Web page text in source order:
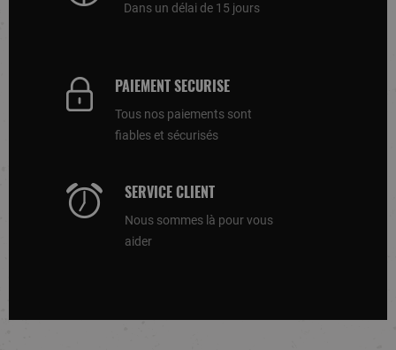
Dans un délai de 15 jours
PAIEMENT SECURISE
Tous nos paiements sont
fiables et sécurisés
SERVICE CLIENT
Nous sommes là pour vous
aider